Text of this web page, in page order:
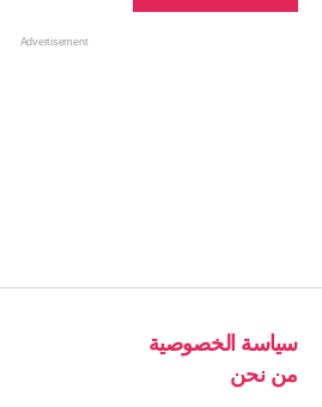
Advertisement
سياسة الخصوصية
من نحن